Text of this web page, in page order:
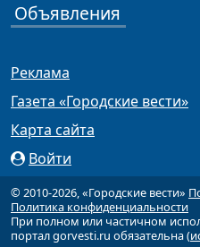
Объявления
Реклама
Газета «Городские вести»
Карта сайта
Войти
© 2010-2026, «Городские вести»
Политика конфиденциальности
При полном или частичном
портал gorvesti.ru обязательна (